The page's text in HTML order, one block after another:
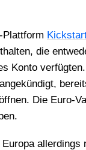
-Platt­form
die
Kon­to
Die Euro-
aller­dings